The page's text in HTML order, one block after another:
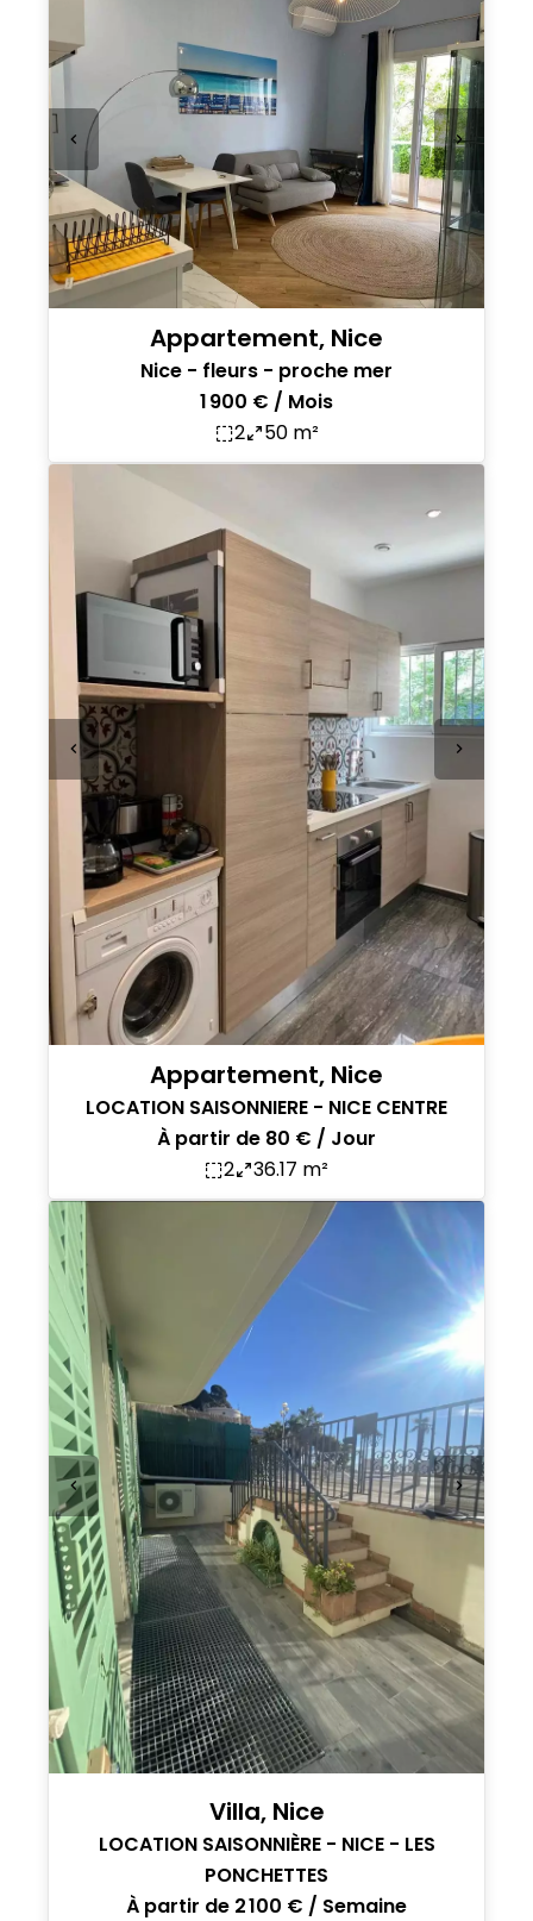
Appartement, Nice
Nice - fleurs - proche mer
1 900 € / Mois
2
50 m²
Appartement, Nice
LOCATION SAISONNIERE - NICE CENTRE
À partir de 80 € / Jour
2
36.17 m²
Villa, Nice
LOCATION SAISONNIÈRE - NICE - LES
PONCHETTES
À partir de 2 100 € / Semaine